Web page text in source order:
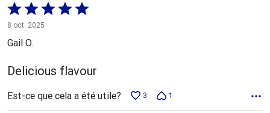
Coté
5 sur
5
8 oct. 2025
Gail O.
Delicious flavour
Est-ce que cela a été utile? 3 1